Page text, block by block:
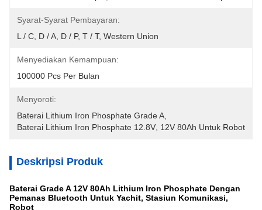
Syarat-Syarat Pembayaran:
L / C, D / A, D / P, T / T, Western Union
Menyediakan Kemampuan:
100000 Pcs Per Bulan
Menyoroti:
Baterai Lithium Iron Phosphate Grade A
Baterai Lithium Iron Phosphate 12.8V 12V 80Ah Untuk Robot
Deskripsi Produk
Baterai Grade A 12V 80Ah Lithium Iron Phosphate Dengan
Pemanas Bluetooth Untuk Yachit, Stasiun Komunikasi,
Robot